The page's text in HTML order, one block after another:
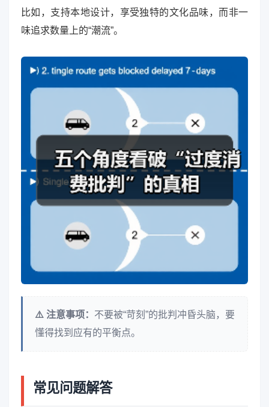
比如，支持本地设计，享受独特的文化品味，而非一
味追求数量上的“潮流”。
⚠️ 注意事项： 不要被“苛刻”的批判冲昏头脑，要
懂得找到应有的平衡点。
常见问题解答